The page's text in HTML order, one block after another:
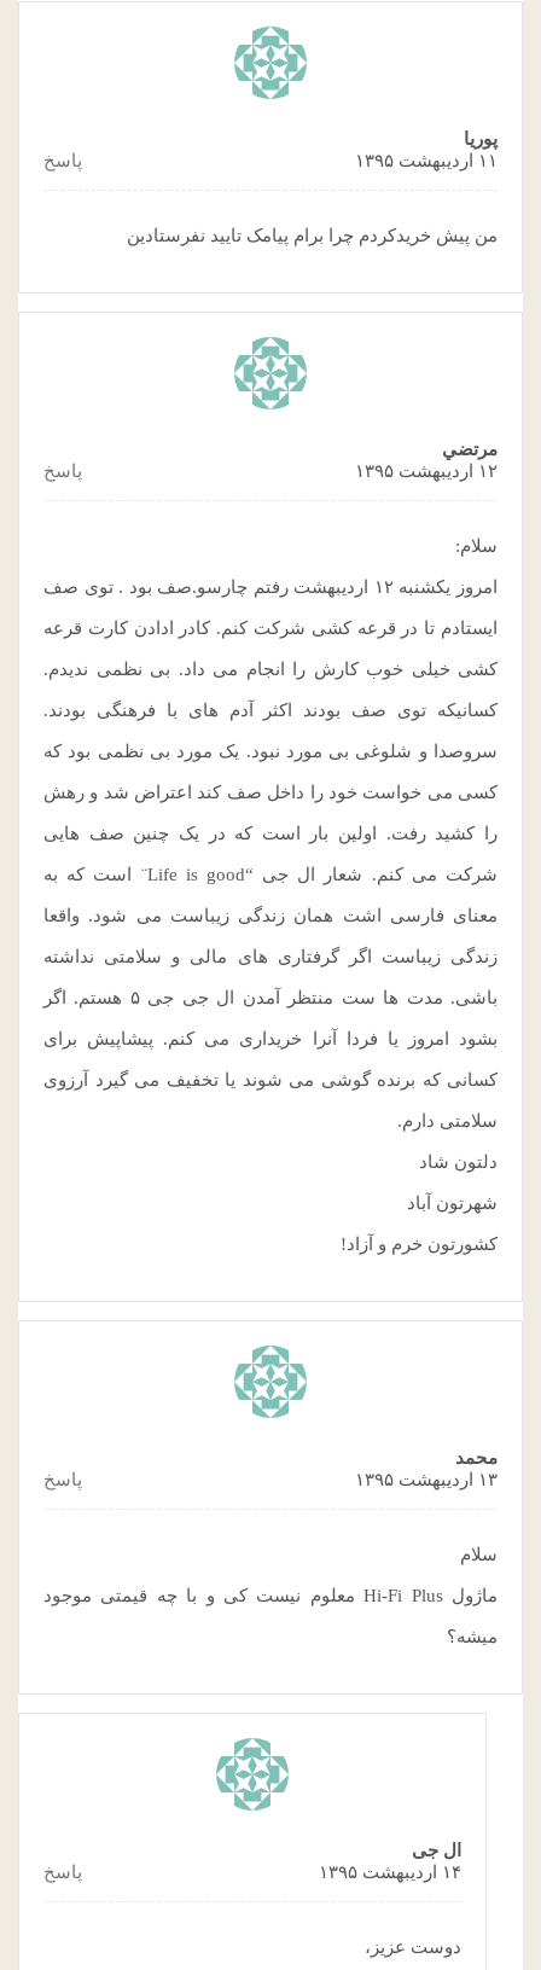
پوریا
۱۱ اردیبهشت ۱۳۹۵
پاسخ
من پیش خریدکردم چرا برام پیامک تایید نفرستادین
مرتضي
۱۲ اردیبهشت ۱۳۹۵
پاسخ
سلام:
امروز یکشنبه ۱۲ اردیبهشت رفتم چارسو.صف بود . توی صف
ایستادم تا در قرعه کشی شرکت کنم. کادر ادادن کارت قرعه
کشی خیلی خوب کارش را انجام می داد. بی نظمی ندیدم.
کسانیکه توی صف بودند اکثر آدم های با فرهنگی بودند.
سروصدا و شلوغی بی مورد نبود. یک مورد بی نظمی بود که
کسی می خواست خود را داخل صف کند اعتراض شد و رهش
را کشید رفت. اولین بار است که در یک چنین صف هایی
شرکت می کنم. شعار ال جی “Life is good¨ است که به
معنای فارسی اشت همان زندگی زیباست می شود. واقعا
زندگی زیباست اگر گرفتاری های مالی و سلامتی نداشته
باشی. مدت ها ست منتظر آمدن ال جی جی ۵ هستم. اگر
بشود امروز یا فردا آنرا خریداری می کنم. پیشاپیش برای
کسانی که برنده گوشی می شوند یا تخفیف می گیرد آرزوی
سلامتی دارم.
دلتون شاد
شهرتون آباد
کشورتون خرم و آزاد!
محمد
۱۳ اردیبهشت ۱۳۹۵
پاسخ
سلام
ماژول Hi-Fi Plus معلوم نیست کی و با چه قیمتی موجود
میشه؟
ال جی
۱۴ اردیبهشت ۱۳۹۵
پاسخ
دوست عزیز،